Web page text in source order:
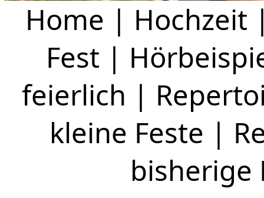
Home | Hochzeit
Fest |
feierlich |
kleine Feste |
bisherige